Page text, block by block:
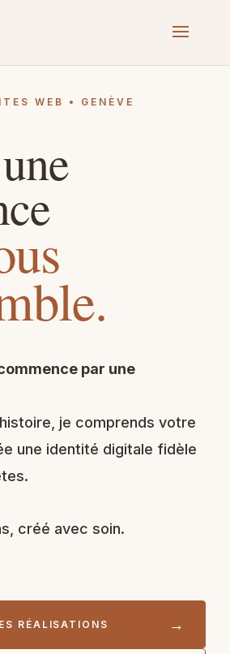
WEB • GENÈVE
par une
je comprends votre
une identité digitale fidèle
créé avec soin.
RÉALISATIONS